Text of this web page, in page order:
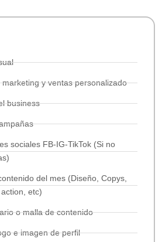
y ventas personalizado
business
sociales FB-IG-TikTok (Si no
del mes (Diseño, Copys,
etc)
o malla de contenido
e imagen de perfil